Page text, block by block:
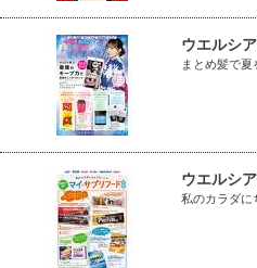
ウエルシ
まとめ髪で夏
ウエルシ
私のカラダに